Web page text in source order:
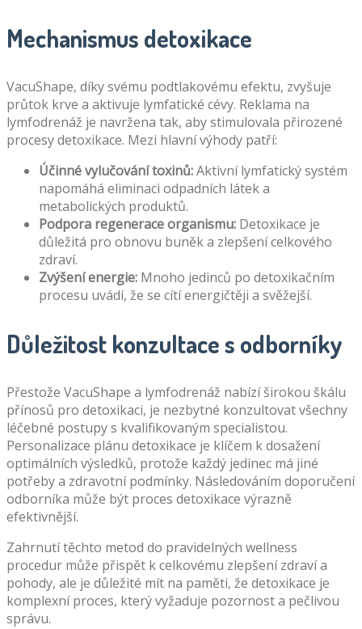
Mechanismus detoxikace
VacuShape, díky svému podtlakovému efektu, zvyšuje
průtok krve a aktivuje lymfatické cévy. Reklama na
lymfodrenáž je navržena tak, aby stimulovala přirozené
procesy detoxikace. Mezi hlavní výhody patří:
Účinné vylučování toxinů:Aktivní lymfatický systém
napomáhá eliminaci odpadních látek a
metabolických produktů.
Podpora regenerace organismu: Detoxikace je
důležitá pro obnovu buněk a zlepšení celkového
zdraví.
Zvýšení energie: Mnoho jedinců po detoxikačním
procesu uvádí, že se cítí energičtěji a svěžejší.
Důležitost konzultace s odborníky
Přestože VacuShape a lymfodrenáž nabízí širokou škálu
přínosů pro detoxikaci, je nezbytné konzultovat všechny
léčebné postupy s kvalifikovaným specialistou.
Personalizace plánu detoxikace je klíčem k dosažení
optimálních výsledků, protože každý jedinec má jiné
potřeby a zdravotní podmínky. Následováním doporučení
odborníka může být proces detoxikace výrazně
efektivnější.
Zahrnutí těchto metod do pravidelných wellness
procedur může přispět k celkovému zlepšení zdraví a
pohody, ale je důležité mít na paměti, že detoxikace je
komplexní proces, který vyžaduje pozornost a pečlivou
správu.